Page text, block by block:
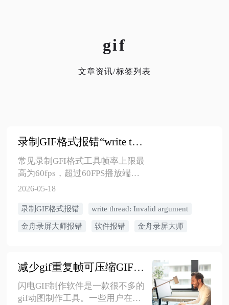
gif
文章资讯/标签列表
录制GIF格式报错“write thread: Invalid argument”怎么解决
​常见录制GFI格式工具帧率上限最
高为60fps，超过60FPS播放端会
强制降到30～50fps，且可能存在
论：需要使用金舟录屏大师流畅
兼容建议选择30fps
2026-05-18
录制GIF格式报错 write thread: Invalid argument
金舟录屏大师报错 软件报错 金舟录屏大师
减少gif重复帧可压缩GIF大小操作步骤
闪电GIF制作软件是一款很不多的
gif动图制作工具。一些用户在日